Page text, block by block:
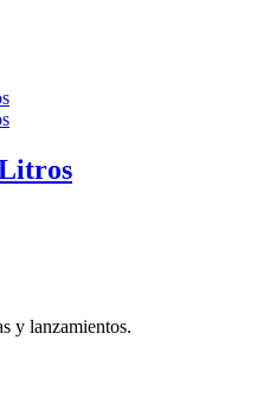
y lanzamientos.